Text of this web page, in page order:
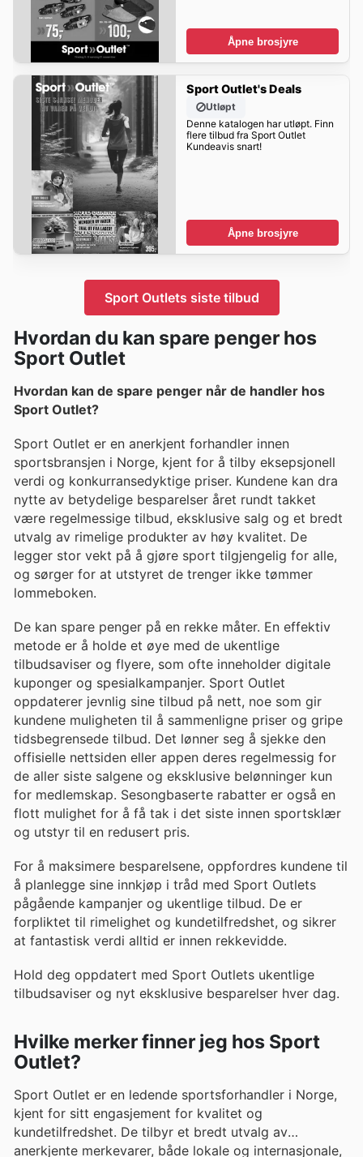
Åpne brosjyre
Sport Outlet's Deals
Utløpt
Denne katalogen har utløpt. Finn
flere tilbud fra Sport Outlet
Kundeavis snart!
Åpne brosjyre
Sport Outlets siste tilbud
Hvordan du kan spare penger hos
Sport Outlet
Hvordan kan de spare penger når de handler hos
Sport Outlet?
Sport Outlet er en anerkjent forhandler innen
sportsbransjen i Norge, kjent for å tilby eksepsjonell
verdi og konkurransedyktige priser. Kundene kan dra
nytte av betydelige besparelser året rundt takket
være regelmessige tilbud, eksklusive salg og et bredt
utvalg av rimelige produkter av høy kvalitet. De
legger stor vekt på å gjøre sport tilgjengelig for alle,
og sørger for at utstyret de trenger ikke tømmer
lommeboken.
De kan spare penger på en rekke måter. En effektiv
metode er å holde et øye med de ukentlige
tilbudsaviser og flyere, som ofte inneholder digitale
kuponger og spesialkampanjer. Sport Outlet
oppdaterer jevnlig sine tilbud på nett, noe som gir
kundene muligheten til å sammenligne priser og gripe
tidsbegrensede tilbud. Det lønner seg å sjekke den
offisielle nettsiden eller appen deres regelmessig for
de aller siste salgene og eksklusive belønninger kun
for medlemskap. Sesongbaserte rabatter er også en
flott mulighet for å få tak i det siste innen sportsklær
og utstyr til en redusert pris.
For å maksimere besparelsene, oppfordres kundene til
å planlegge sine innkjøp i tråd med Sport Outlets
pågående kampanjer og ukentlige tilbud. De er
forpliktet til rimelighet og kundetilfredshet, og sikrer
at fantastisk verdi alltid er innen rekkevidde.
Hold deg oppdatert med Sport Outlets ukentlige
tilbudsaviser og nyt eksklusive besparelser hver dag.
Hvilke merker finner jeg hos Sport
Outlet?
Sport Outlet er en ledende sportsforhandler i Norge,
kjent for sitt engasjement for kvalitet og
kundetilfredshet. De tilbyr et bredt utvalg av
anerkjente merkevarer, både lokale og internasjonale,